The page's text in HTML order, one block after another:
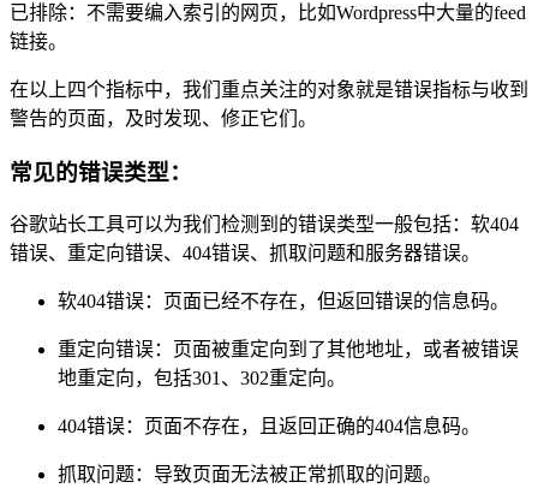
已排除：不需要编入索引的网页，比如Wordpress中大量的feed
链接。
在以上四个指标中，我们重点关注的对象就是错误指标与收到
警告的页面，及时发现、修正它们。
常见的错误类型：
谷歌站长工具可以为我们检测到的错误类型一般包括：软404
错误、重定向错误、404错误、抓取问题和服务器错误。
软404错误：页面已经不存在，但返回错误的信息码。
重定向错误：页面被重定向到了其他地址，或者被错误
地重定向，包括301、302重定向。
404错误：页面不存在，且返回正确的404信息码。
抓取问题：导致页面无法被正常抓取的问题。